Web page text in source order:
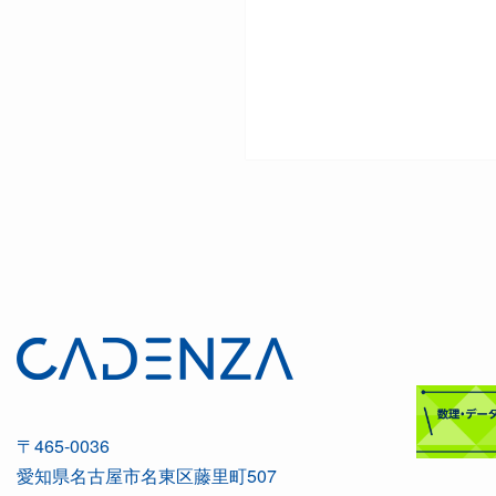
〒465-0036
愛知県名古屋市名東区藤里町507